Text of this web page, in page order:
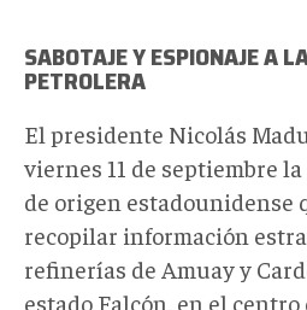
SABOTAJE Y ESPIONAJE A
PETROLERA
El presidente Nicolás
viernes 11 de septiembre
de origen estadounidense
recopilar información
refinerías de Amuay y
estado Falcón, en el